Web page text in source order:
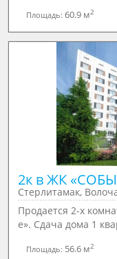
Площадь:60.9 м2
2к в ЖК
Стерлитамак,
Продается 2-х
е». Сдача дома 1
Площадь: 56.6 м2